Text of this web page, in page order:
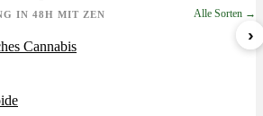
Cannabis
IN 48H MIT ZEN Alle Sorten →
Sour Kush Grape Galena
›